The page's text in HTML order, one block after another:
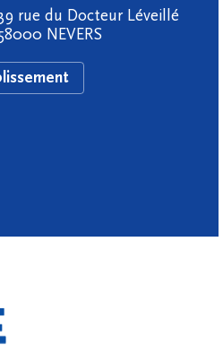
rue du Docteur Léveillé
NEVERS